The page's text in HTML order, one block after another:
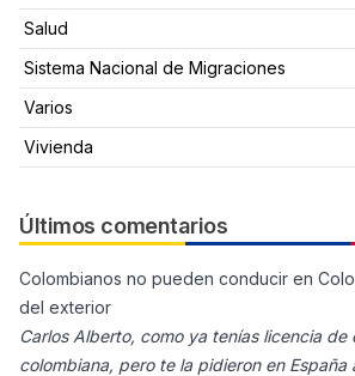
Salud
Sistema Nacional de Migraciones
Varios
Vivienda
Últimos comentarios
Colombianos no pueden conducir en
del exterior
Carlos Alberto, como ya tenías licencia de
colombiana, pero te la pidieron en España